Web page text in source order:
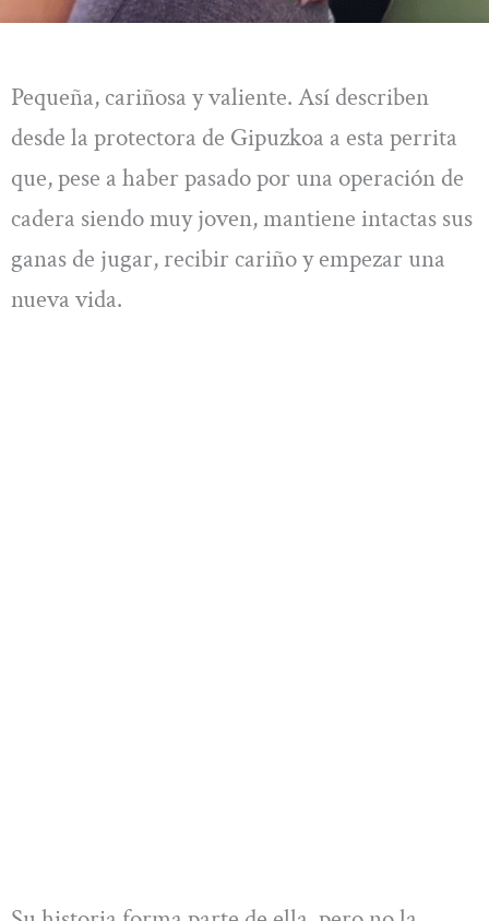
Pequeña, cariñosa y valiente. Así describen
desde la protectora de Gipuzkoa a esta perrita
que, pese a haber pasado por una operación de
cadera siendo muy joven, mantiene intactas sus
ganas de jugar, recibir cariño y empezar una
nueva vida.